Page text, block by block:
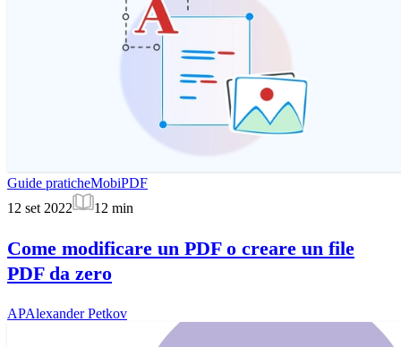
Guide praticheMobiPDF
12 set 2022
12 min
Come modificare un PDF o creare un file
PDF da zero
APAlexander Petkov